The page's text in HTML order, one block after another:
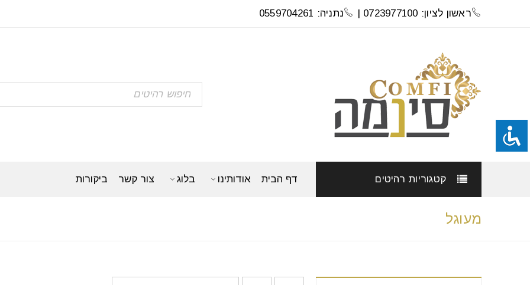
ראשון לציון: 0723977100 | נתניה: 0559704261
קטגוריות רהיטים דף הבית אודותינו בלוג צור קשר ביקורות
מעוגל